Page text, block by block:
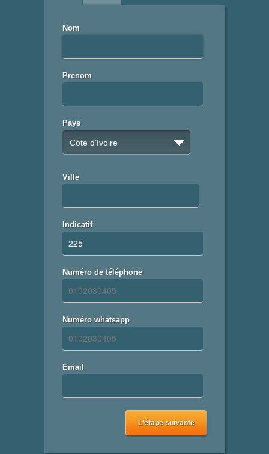
Nom
Prenom
Pays
Côte d'Ivoire
Ville
Indicatif
Numéro de téléphone
Numéro whatsapp
Email
L'étape suivante